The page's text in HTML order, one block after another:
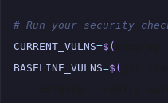
# Run your security
CURRENT_VULNS=$(
BASELINE_VULNS=$(